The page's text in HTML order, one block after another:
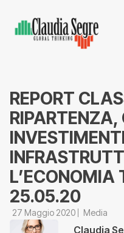
REPORT
RIPARTENZA,
L’ECONOMIA
25.05.20
27 Maggio 2020 Media
Claudia